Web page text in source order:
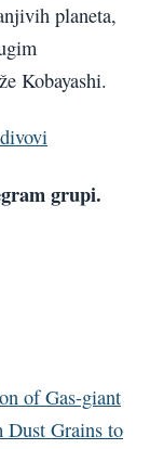
planeta,
Kobayashi.
grupi.
of Gas-giant
Dust Grains to